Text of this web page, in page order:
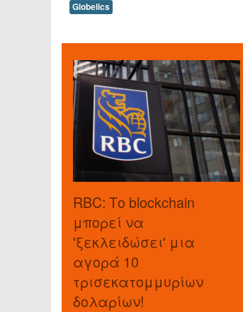
Globelics
RBC: Το blockchain
μπορεί να
'ξεκλειδώσει' μια
αγορά 10
τρισεκατομμυρίων
δολαρίων!